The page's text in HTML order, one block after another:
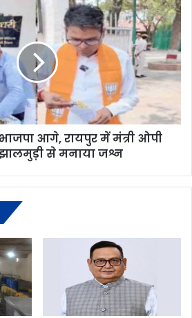
आगे, रायपुर में मंत्री ओपी
से मनाया जश्न